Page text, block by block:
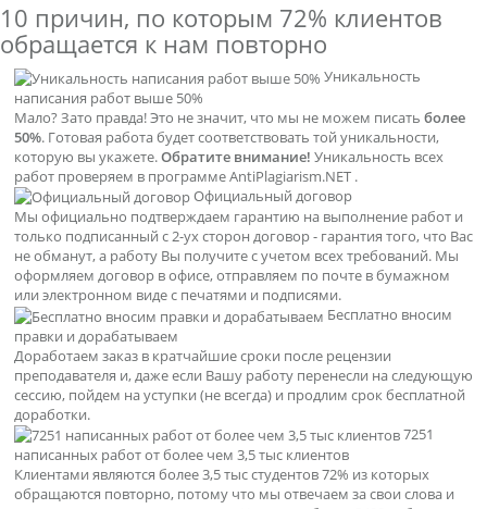
10 причин, по которым 72% клиентов
обращается к нам повторно
Уникальность
написания работ выше 50%
Мало? Зато правда! Это не значит, что мы не можем писать более
50%. Готовая работа будет соответствовать той уникальности,
которую вы укажете.Обратите внимание! Уникальность всех
работ проверяем в программе AntiPlagiarism.NET .
Официальный договор
Мы официально подтверждаем гарантию на выполнение работ и
только подписанный с 2-ух сторон договор - гарантия того, что Вас
не обманут, а работу Вы получите с учетом всех требований. Мы
оформляем договор в офисе, отправляем по почте в бумажном
или электронном виде с печатями и подписями.
Бесплатно вносим
правки и дорабатываем
Доработаем заказ в кратчайшие сроки после рецензии
преподавателя и, даже если Вашу работу перенесли на следующую
сессию, пойдем на уступки (не всегда) и продлим срок бесплатной
доработки.
7251
написанных работ от более чем 3,5 тыс клиентов
Клиентами являются более 3,5 тыс студентов 72% из которых
обращаются повторно, потому что мы отвечаем за свои слова и